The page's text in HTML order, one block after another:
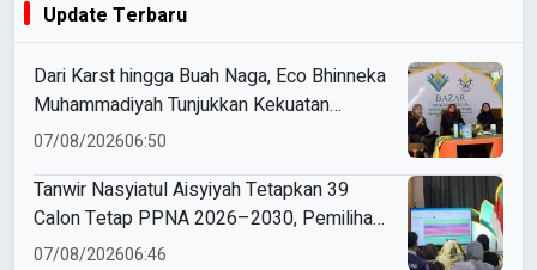
Update Terbaru
Dari Karst hingga Buah Naga, Eco Bhinneka
Muhammadiyah Tunjukkan Kekuatan
Potensi Lokal di Muktamar Nasyiatul
07/08/202606:50
Tanwir Nasyiatul Aisyiyah Tetapkan 39
Calon Tetap PPNA 2026–2030, Pemilihan
Gunakan Sistem E-Voting
07/08/202606:46